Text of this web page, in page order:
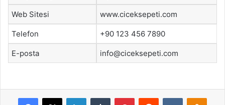
Web Sitesi www.ciceksepeti.com
Telefon +90 123 456 7890
E-posta info@ciceksepeti.com
Facebook
X LinkedInTumblr PinterestReddit VKontakte